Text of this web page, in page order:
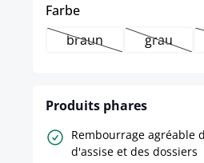
Farbeselect
braun(Cette option n'est
grau(Cette
Produits phares
Rembourrage agréable
d'assise et des dossiers